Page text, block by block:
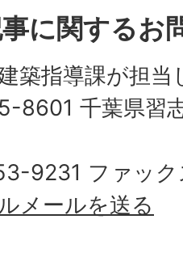
に関するお
築指導課が担当
8601 千葉県習
9231 ファッ
メールを送る